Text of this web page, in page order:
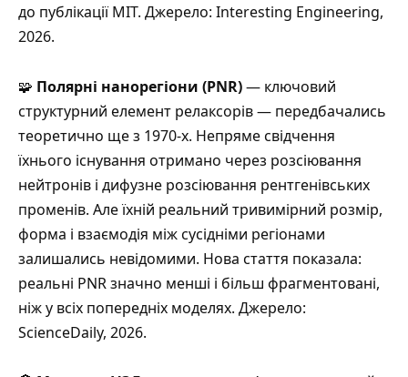
до публікації MIT. Джерело: Interesting Engineering,
2026.
🧩 Полярні нанорегіони (PNR)— ключовий
структурний елемент релаксорів — передбачались
теоретично ще з 1970-х. Непряме свідчення
їхнього існування отримано через розсіювання
нейтронів і дифузне розсіювання рентгенівських
променів. Але їхній реальний тривимірний розмір,
форма і взаємодія між сусідніми регіонами
залишались невідомими. Нова стаття показала:
реальні PNR значно менші і більш фрагментовані,
ніж у всіх попередніх моделях. Джерело:
ScienceDaily, 2026.